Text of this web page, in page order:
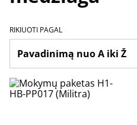
RIKIUOTI PAGAL